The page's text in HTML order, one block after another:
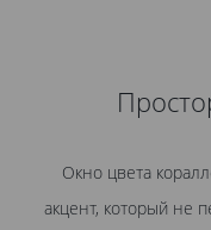
Окно цвета
акцент, который не